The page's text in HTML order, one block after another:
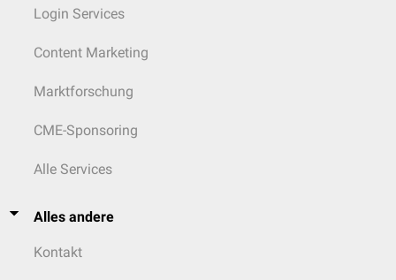
Login Services
Content Marketing
Marktforschung
CME-Sponsoring
Alle Services
Alles andere
Kontakt